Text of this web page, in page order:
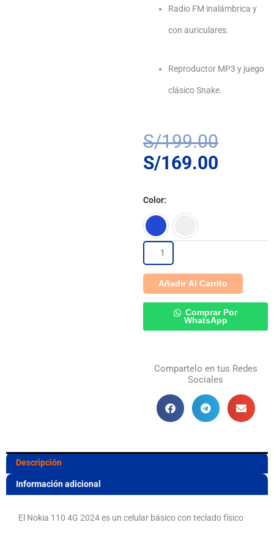
Radio FM inalámbrica y
con auriculares.
Reproductor MP3 y juego
clásico Snake.
S/199.00El
S/169.00
El
Color
Celular
Nokia
110
4G
2024
Dual
SIM
Teléfono
Básico
de
y
Añadir Al Carrito
Comprar Por
WhatsApp
Compartelo en tus Redes
Sociales
Descripción
Información adicional
El Nokia 110 4G 2024 es un celular básico con teclado físico